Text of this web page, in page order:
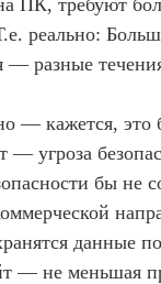
ПК, требуют
реально:
разные
— кажется,
угроза
бы
данные
— не меньшая